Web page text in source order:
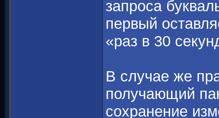
запроса
первый
«раз в 30
В случае же
получающий
сохранение